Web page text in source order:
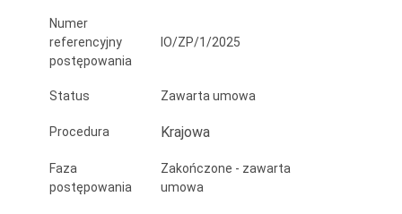
Numer
referencyjny
postępowania
IO/ZP/1/2025
Status Zawarta umowa
Procedura Krajowa
Faza
postępowania
Zakończone - zawarta
umowa